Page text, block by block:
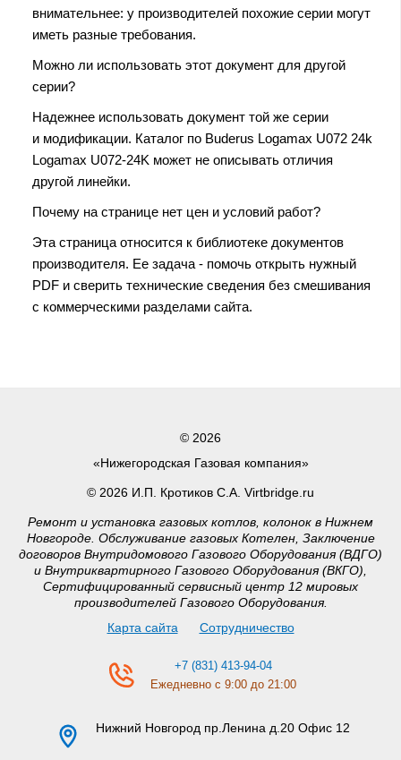
внимательнее: у производителей похожие серии могут
иметь разные требования.
Можно ли использовать этот документ для другой
серии?
Надежнее использовать документ той же серии
и модификации. Каталог по Buderus Logamax U072 24k
Logamax U072-24K может не описывать отличия
другой линейки.
Почему на странице нет цен и условий работ?
Эта страница относится к библиотеке документов
производителя. Ее задача - помочь открыть нужный
PDF и сверить технические сведения без смешивания
с коммерческими разделами сайта.
© 2026
«Нижегородская Газовая компания»
© 2026 И.П. Кротиков С.А. Virtbridge.ru
Ремонт и установка газовых котлов, колонок в Нижнем
Новгороде. Обслуживание газовых Котелен, Заключение
договоров Внутридомового Газового Оборудования (ВДГО)
и Внутриквартирного Газового Оборудования (ВКГО),
Сертифицированный сервисный центр 12 мировых
производителей Газового Оборудования.
Карта сайта
Сотрудничество
+7 (831) 413-94-04
Ежедневно с 9:00 до 21:00
Нижний Новгород пр.Ленина д.20 Офис 12